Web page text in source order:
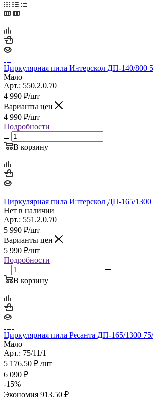
Циркулярная пила Интерскол ДП-140/800
Мало
Арт.: 550.2.0.70
4 990 ₽/шт
Варианты цен
4 990 ₽/шт
Подробности
В корзину
Циркулярная пила Интерскол ДП-165/1300
Нет в наличии
Арт.: 551.2.0.70
5 990 ₽/шт
Варианты цен
5 990 ₽/шт
Подробности
В корзину
Циркулярная пила Ресанта ДП-165/1300 75/
Мало
Арт.: 75/11/1
5 176.50 ₽ /шт
6 090 ₽
-15%
Экономия 913.50 ₽